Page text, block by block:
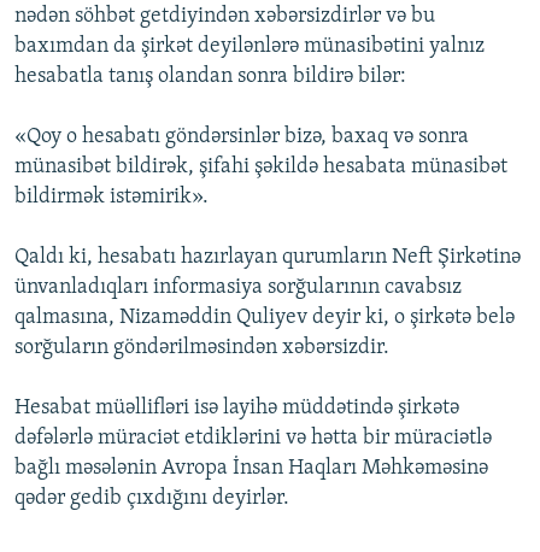
nədən söhbət getdiyindən xəbərsizdirlər və bu
baxımdan da şirkət deyilənlərə münasibətini yalnız
hesabatla tanış olandan sonra bildirə bilər:
«Qoy o hesabatı göndərsinlər bizə, baxaq və sonra
münasibət bildirək, şifahi şəkildə hesabata münasibət
bildirmək istəmirik».
Qaldı ki, hesabatı hazırlayan qurumların Neft Şirkətinə
ünvanladıqları informasiya sorğularının cavabsız
qalmasına, Nizaməddin Quliyev deyir ki, o şirkətə belə
sorğuların göndərilməsindən xəbərsizdir.
Hesabat müəllifləri isə layihə müddətində şirkətə
dəfələrlə müraciət etdiklərini və hətta bir müraciətlə
bağlı məsələnin Avropa İnsan Haqları Məhkəməsinə
qədər gedib çıxdığını deyirlər.